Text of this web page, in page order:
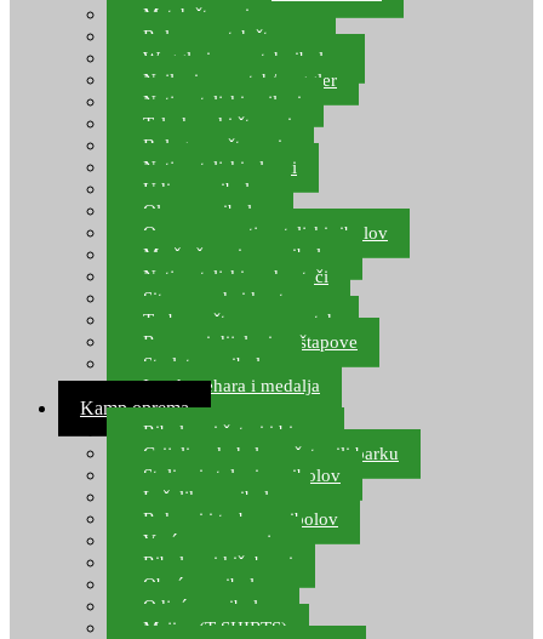
Match štapovi
Role za match štapove
Waggleri za match ribolov
Najloni za match/waggler
Natjecateljski najloni
Teleskopski štapovi
Bolognese štapovi
Natjecateljski plovci
Udice za ribolov
Olovo za ribolov
Oprema za natjecateljski ribolov
Mreže čuvarice za ribolov
Natjecateljski podmetači
Sito, posude i kante
Torbe za štapove – match
Rezervni dijelovi za štapove
Starlete za ribolov
Izrada pehara i medalja
Kamp oprema
Ribolovni šatori i bivvy
Grijalice, kuhala za šator ili barku
Stolice i stolovi za ribolov
Ležaljke za ribolov
Ruksaci i torbe za ribolov
Vreće za spavanje
Ribolovni kišobrani
Obuća za ribolov
Odjeća za ribolov
Majice (T-SHIRTS)